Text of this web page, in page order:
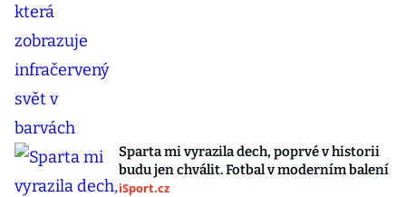
Sparta mi vyrazila dech, poprvé v historii
budu jen chválit. Fotbal v moderním balení
iSport.cz